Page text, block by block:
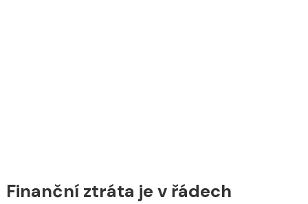
Finanční ztráta je v řádech